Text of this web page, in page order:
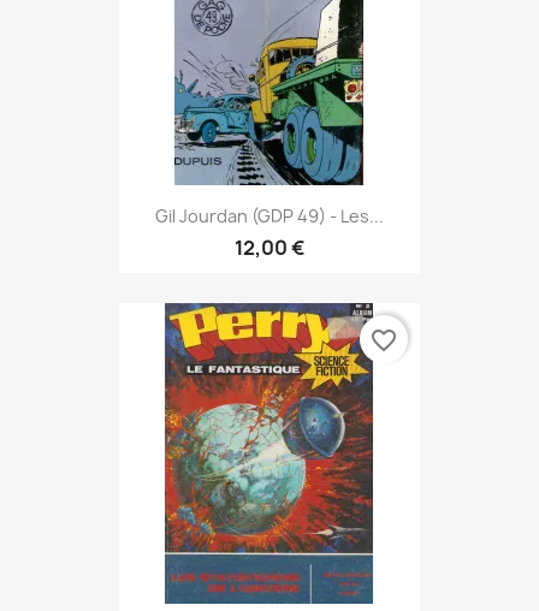
Gil Jourdan (GDP 49) - Les...
12,00 €
favorite_border